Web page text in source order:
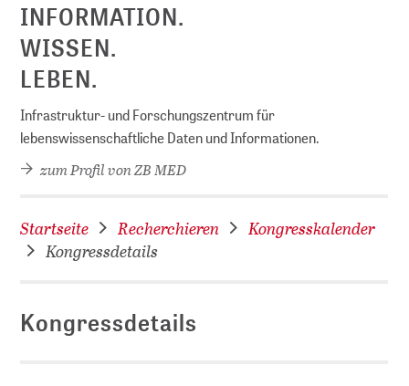
INFORMATION.
WISSEN.
LEBEN.
Infrastruktur- und Forschungszentrum für
lebenswissenschaftliche Daten und Informationen.
zum Profil von ZB MED
Startseite Recherchieren
Kongresskalender
Kongressdetails
Kongressdetails